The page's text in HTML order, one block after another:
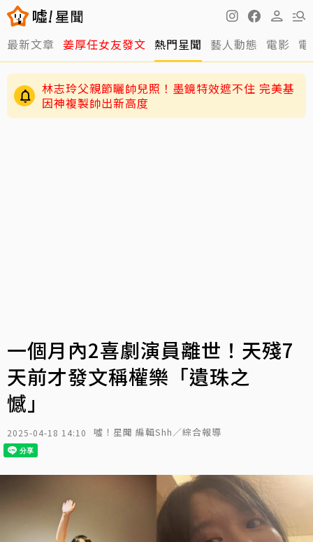
最新文章 姜厚任女友發文 熱門星聞 藝人動態 電影
林志玲父親節曬帥兒照！墨鏡特效遮不住 完美基
因神複製帥出新高度
一個月內2喜劇演員離世！天殘7
天前才發文稱權樂「遺珠之
憾」
2025-04-18 14:10 噓！星聞 編輯Shh／綜合報導